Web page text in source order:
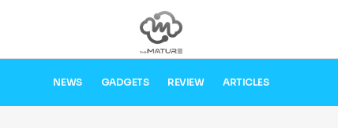
NEWS GADGETS REVIEW ARTICLES